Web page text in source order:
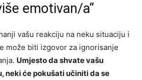
emotivan/a“
vašu reakciju na neku situaciju i
može biti izgovor za ignorisanje
Umjesto da shvate vašu
neki će pokušati učiniti da se